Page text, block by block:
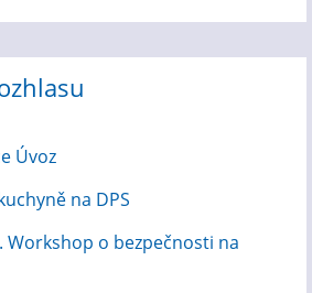
Úvoz
na DPS
Workshop o bezpečnosti na